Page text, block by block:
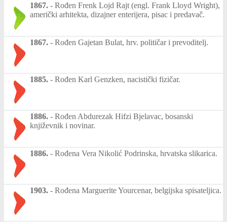
1867. - Rođen Frenk Lojd Rajt (engl. Frank Lloyd Wright),
američki arhitekta, dizajner enterijera, pisac i predavač.
1867. - Rođen Gajetan Bulat, hrv. političar i prevoditelj.
1885. - Rođen Karl Genzken, nacistički fizičar.
1886. - Rođen Abdurezak Hifzi Bjelavac, bosanski
književnik i novinar.
1886. - Rođena Vera Nikolić Podrinska, hrvatska slikarica.
1903. - Rođena Marguerite Yourcenar, belgijska spisateljica.